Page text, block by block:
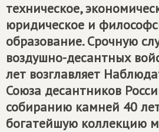
техническое,
юридическое и
образование. Срочную
воздушно-десантных
лет возглавляет
Союза десантников
собиранию камней 40
богатейшую коллекцию